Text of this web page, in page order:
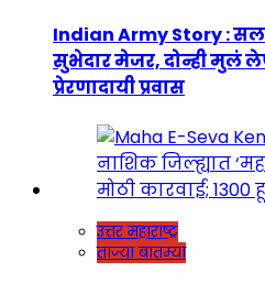
Indian Army Story :
सुभेदार मेजर, दोन्ही मुलं
प्रेरणादायी प्रवास
उत्तर महाराष्ट्र
ताज्या बातम्या